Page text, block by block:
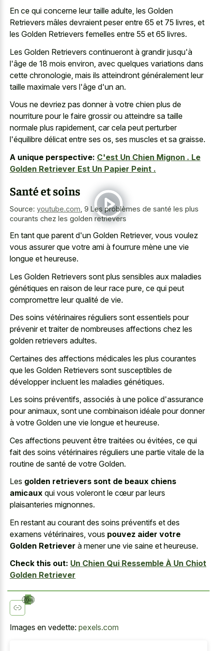
En ce qui concerne leur taille adulte, les Golden
Retrievers mâles devraient peser entre 65 et 75 livres, et
les Golden Retrievers femelles entre 55 et 65 livres.
Les Golden Retrievers continueront à grandir jusqu'à
l'âge de 18 mois environ, avec quelques variations dans
cette chronologie, mais ils atteindront généralement leur
taille maximale vers l'âge d'un an.
Vous ne devriez pas donner à votre chien plus de
nourriture pour le faire grossir ou atteindre sa taille
normale plus rapidement, car cela peut perturber
l'équilibre délicat entre ses os, ses muscles et sa graisse.
A unique perspective: C'est Un Chien Mignon . Le
Golden Retriever Est Un Papier Peint .
Santé et soins
Source: youtube.com 9 Les problèmes de santé les plus
courants chez les golden retrievers
En tant que parent d'un Golden Retriever, vous voulez
vous assurer que votre ami à fourrure mène une vie
longue et heureuse.
Les Golden Retrievers sont plus sensibles aux maladies
génétiques en raison de leur race pure, ce qui peut
compromettre leur qualité de vie.
Des soins vétérinaires réguliers sont essentiels pour
prévenir et traiter de nombreuses affections chez les
golden retrievers adultes.
Certaines des affections médicales les plus courantes
que les Golden Retrievers sont susceptibles de
développer incluent les maladies génétiques.
Les soins préventifs, associés à une police d'assurance
pour animaux, sont une combinaison idéale pour donner
à votre Golden une vie longue et heureuse.
Ces affections peuvent être traitées ou évitées, ce qui
fait des soins vétérinaires réguliers une partie vitale de la
routine de santé de votre Golden.
Les golden retrievers sont de beaux chiens
amicaux qui vous voleront le cœur par leurs
plaisanteries mignonnes.
En restant au courant des soins préventifs et des
examens vétérinaires, vous pouvez aider votre
Golden Retriever à mener une vie saine et heureuse.
Check this out: Un Chien Qui Ressemble À Un Chiot
Golden Retriever
Images en vedette: pexels.com